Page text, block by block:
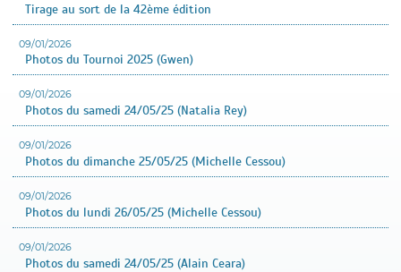
Tirage au sort de la 42ème édition
09/01/2026
Photos du Tournoi 2025 (Gwen)
09/01/2026
Photos du samedi 24/05/25 (Natalia Rey)
09/01/2026
Photos du dimanche 25/05/25 (Michelle Cessou)
09/01/2026
Photos du lundi 26/05/25 (Michelle Cessou)
09/01/2026
Photos du samedi 24/05/25 (Alain Ceara)